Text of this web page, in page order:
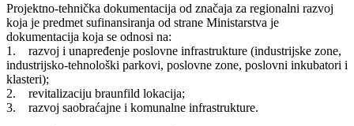
Projektno-tehnička dokumentacija od značaja za regionalni razvoj
koja je predmet sufinansiranja od strane Ministarstva je
dokumentacija koja se odnosi na:
1. razvoj i unapređenje poslovne infrastrukture (industrijske zone,
industrijsko-tehnološki parkovi, poslovne zone, poslovni inkubatori i
klasteri);
2. revitalizaciju braunfild lokacija;
3. razvoj saobraćajne i komunalne infrastrukture.